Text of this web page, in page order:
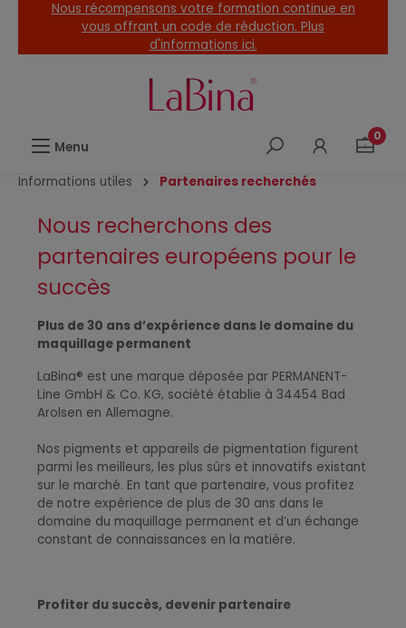
principal
Nous récompensons votre formation continue en
vous offrant un code de réduction. Plus
d'informations ici.
Menu
0
Informations utiles Partenaires recherchés
Nous recherchons des
partenaires européens pour le
succès
Plus de 30 ans d’expérience dans le domaine du
maquillage permanent
LaBina® est une marque déposée par PERMANENT-
Line GmbH & Co. KG, société établie à 34454 Bad
Arolsen en Allemagne.
Nos pigments et appareils de pigmentation figurent
parmi les meilleurs, les plus sûrs et innovatifs existant
sur le marché. En tant que partenaire, vous profitez
de notre expérience de plus de 30 ans dans le
domaine du maquillage permanent et d’un échange
constant de connaissances en la matière.
Profiter du succès, devenir partenaire